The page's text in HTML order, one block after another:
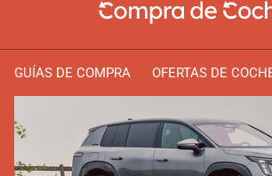
GUÍAS DE COMPRA OFERTAS DE